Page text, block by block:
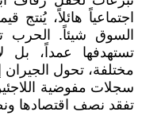
اجتماعياً هائلاً،
السوق شيئاً. الحرب
تستهدفها عمداً، بل
مختلفة، تحول الجيران
سجلات مفوضية
تفقد نصف اقتصادها